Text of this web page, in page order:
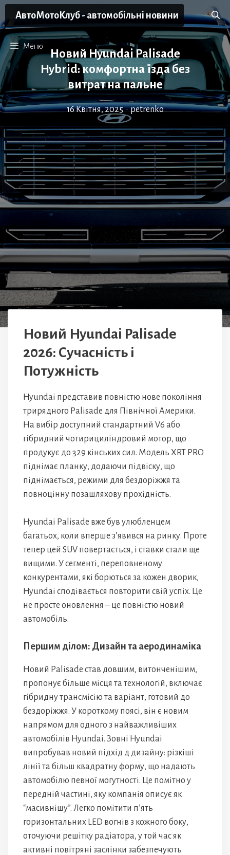
Перейти
до
вмісту
АвтоМотоКлуб - автомобільні новини
Меню
Новий Hyundai Palisade
Hybrid: комфортна їзда без
витрат на пальне
16 Квітня, 2025 • petrenko
Новий Hyundai Palisade
2026: Сучасність і
Потужність
Hyundai представив повністю нове покоління
трирядного Palisade для Північної Америки.
На вибір доступний стандартний V6 або
гібридний чотирициліндровий мотор, що
продукує до 329 кінських сил. Модель XRT PRO
піднімає планку, додаючи підвіску, що
піднімається, режими для бездоріжжя та
повноцінну позашляхову прохідність.
Hyundai Palisade вже був улюбленцем
багатьох, коли вперше з’явився на ринку. Проте
тепер цей SUV повертається, і ставки стали ще
вищими. У сегменті, переповненому
конкурентами, які борються за кожен дворик,
Hyundai сподівається повторити свій успіх. Це
не просте оновлення – це повністю новий
автомобіль.
Першим ділом: Дизайн та аеродинаміка
Новий Palisade став довшим, витонченішим,
пропонує більше місця та технологій, включає
гібридну трансмісію та варіант, готовий до
бездоріжжя. У короткому поясі, він є новим
напрямом для одного з найважливіших
автомобілів Hyundai. Зовні Hyundai
випробував новий підхід д дизайну: різкіші
лінії та більш квадратну форму, що надають
автомобілю певної могутності. Це помітно у
передній частині, яку компанія описує як
“масивнішу”. Легко помітити п’ять
горизонтальних LED вогнів з кожного боку,
оточуючи решітку радіатора, у той час як
активні повітряні заслінки забезпечують